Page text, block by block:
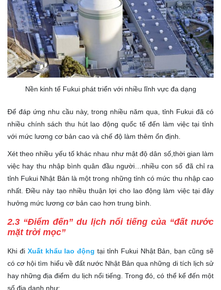
Nền kinh tế Fukui phát triển với nhiều lĩnh vực đa dạng
Để đáp ứng nhu cầu này, trong nhiều năm qua, tỉnh Fukui đã có
nhiều chính sách thu hút lao động quốc tế đến làm việc tại tỉnh
với mức lương cơ bản cao và chế độ làm thêm ổn định.
Xét theo nhiều yếu tố khác nhau như mật độ dân số,thời gian làm
việc hay thu nhập bình quân đầu người…nhiều con số đã chỉ ra
tỉnh Fukui Nhật Bản là một trong những tỉnh có mức thu nhập cao
nhất. Điều này tạo nhiều thuận lợi cho lao động làm việc tại đây
hưởng mức lương cơ bản cao hơn trung bình.
2.3 “Điểm đến” du lịch nổi tiếng của “đất nước
mặt trời mọc”
Khi đi Xuất khẩu lao động tại tỉnh Fukui Nhật Bản, bạn cũng sẽ
có cơ hội tìm hiểu về đất nước Nhật Bản qua những di tích lịch sử
hay những địa điểm du lịch nổi tiếng. Trong đó, có thể kể đến một
số địa danh như: